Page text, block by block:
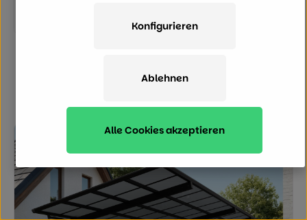
Durchschnittliche Bewertung von 0
Ablehnen
Konfigurieren
Alle Cookies akzeptieren